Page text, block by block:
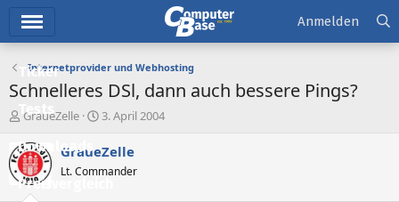
Ticker
Tests
Downloads
Preisvergleich
Anmelden
Internetprovider und Webhosting
Schnelleres DSl, dann auch bessere Pings?
E
s
t
e
GraueZelle
E
s
e
3. April 2004
GraueZelle
Lt. Commander